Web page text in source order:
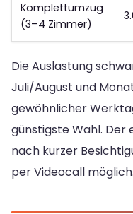
Komplettumzug
(3–4 Zimmer)
Die Auslastung
Juli/August und
gewöhnlicher
günstigste Wahl.
nach kurzer
per Videocall möglich.